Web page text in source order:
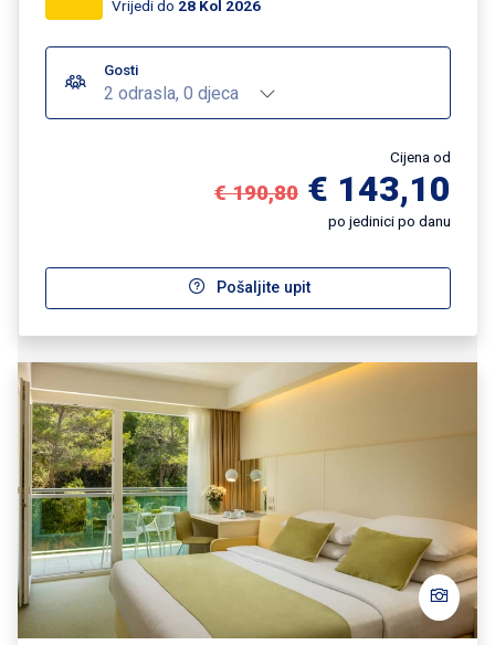
Vrijedi do 28 Kol 2026
Gosti
2 odrasla, 0 djeca
Cijena od
€ 190,80 € 143,10
po jedinici po danu
Pošaljite upit